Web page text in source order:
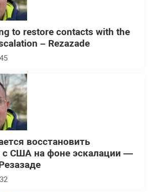
to restore contacts with the
– Rezazade
восстановить
с США на фоне эскалации —